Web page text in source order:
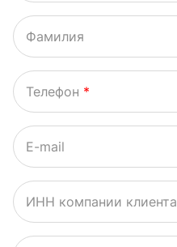
Фамилия
Телефон *
E-mail
ИНН компании клиента